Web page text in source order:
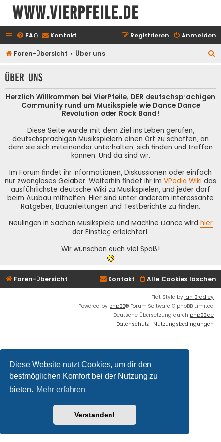
Diese Website nutzt Cookies, um dir den
bestmöglichen Komfort bei der Nutzung zu
bieten. Mehr erfahren
Verstanden!
www.vierpfeile.de
FAQ Kontakt Anmelden
Registrieren
Foren-Übersicht Über uns
h
Über uns
Herzlich Willkommen bei VierPfeile, DER deutschsprachigen
Community rund um Musikspiele wie Dance Dance
Revolution oder Rock Band!
Diese Seite wurde mit dem Ziel ins Leben gerufen,
deutschsprachigen Musikspielern einen Ort zu schaffen, an
dem sie sich miteinander unterhalten, sich finden und treffen
können. Und da sind wir.
Im Forum findet ihr Informationen, Diskussionen oder einfach
nur zwangloses Gelaber. Weiterhin findet ihr im VPedia Wiki das
ausführlichste deutsche Wiki zu Musikspielen, und jeder darf
beim Ausbau mithelfen. Hier sind unter anderem interessante
Ratgeber, Bauanleitungen und Testberichte zu finden.
Neulingen in Sachen Musikspiele und Machine Dance wird hier
der Einstieg erleichtert.
Wir wünschen euch viel Spaß!
Foren-Übersicht Alle Cookies löschen
Kontakt
Flat Style by Ian Bradley
Powered by phpBB® Forum Software © phpBB Limited
Deutsche Übersetzung durch phpBB.de
Datenschutz | Nutzungsbedingungen